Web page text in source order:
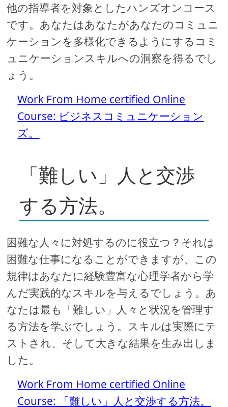
他の指導者を対象としたハンズオンコース
です。あなたはあなたがあなたのコミュニ
ケーションを多様化できるようにするコミ
ュニケーションスキルへの洞察を得るでし
ょう。
Work From Home certified Online
Course: ビジネスコミュニケーション
ズ。
「難しい」人と交渉
する方法。
困難な人々に対処するのに役立つ？それは
困難な仕事になることができますが、この
規律はあなたに経験豊富な心理学者から学
んだ実践的なスキルを与えるでしょう。あ
なたは最も「難しい」人々と状況を管理す
る方法を学ぶでしょう。スキルは実際にテ
ストされ、そして大きな結果を生み出しま
した。
Work From Home certified Online
Course: 「難しい」人と交渉する方法。